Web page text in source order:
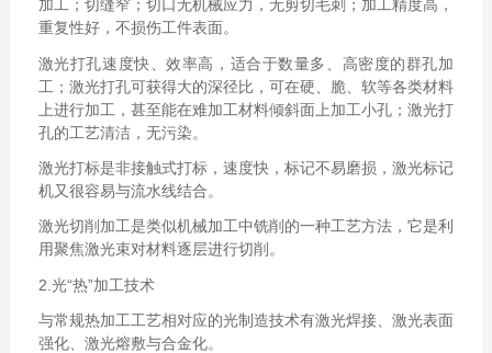
加工；切缝窄；切口无机械应力，无剪切毛刺；加工精度高，
重复性好，不损伤工件表面。
激光打孔速度快、效率高，适合于数量多、高密度的群孔加
工；激光打孔可获得大的深径比，可在硬、脆、软等各类材料
上进行加工，甚至能在难加工材料倾斜面上加工小孔；激光打
孔的工艺清洁，无污染。
激光打标是非接触式打标，速度快，标记不易磨损，激光标记
机又很容易与流水线结合。
激光切削加工是类似机械加工中铣削的一种工艺方法，它是利
用聚焦激光束对材料逐层进行切削。
2.光“热”加工技术
与常规热加工工艺相对应的光制造技术有激光焊接、激光表面
强化、激光熔敷与合金化。